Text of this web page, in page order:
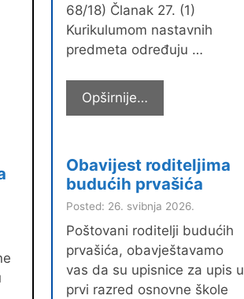
68/18) Članak 27. (1)
Kurikulumom nastavnih
predmeta određuju …
Opširnije…
I
IZBORNIH
PREDMETA
Obavijest roditeljima
budućih prvašića
Posted: 26. svibnja 2026.
Poštovani roditelji budućih
prvašića, obavještavamo
vas da su upisnice za upis u
prvi razred osnovne škole